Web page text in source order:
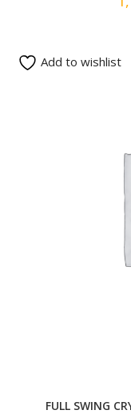
FULL SWING
Add to wishlist